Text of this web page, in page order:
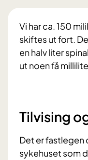
Vi har ca. 150
skiftes ut fort.
en halv liter
ut noen få
Tilvising
Det er fastlegen
sykehuset som